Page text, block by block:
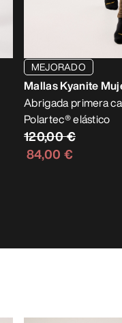
MEJORADO
Mallas Kyanite
Abrigada primera
Polartec® elástico
120,00 €
84,00 €